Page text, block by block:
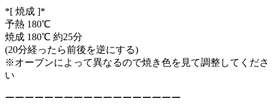
*[ 焼成 ]*
予熱 180℃
焼成 180℃ 約25分
(20分経ったら前後を逆にする)
※オーブンによって異なるので焼き色を見て調整してくださ
い
ーーーーーーーーーーーーーーーーーー